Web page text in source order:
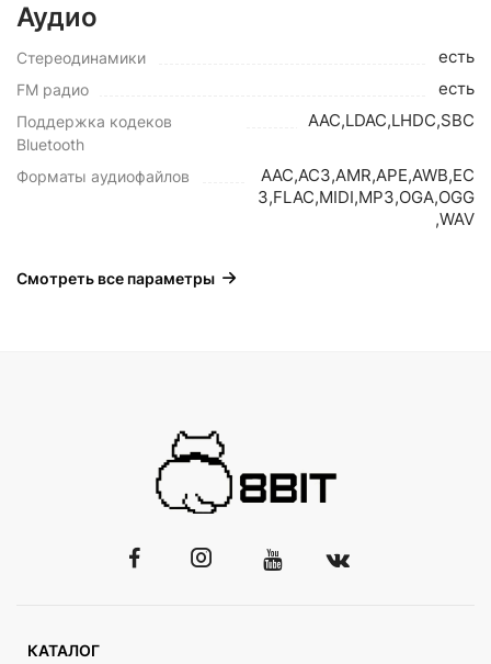
Аудио
Стереодинамики есть
FM радио есть
Поддержка кодеков
Bluetooth
AAC,LDAC,LHDC,SBC
Форматы аудиофайлов
AAC,AC3,AMR,APE,AWB,EC
3,FLAC,MIDI,MP3,OGA,OGG
,WAV
Смотреть все параметры
КАТАЛОГ